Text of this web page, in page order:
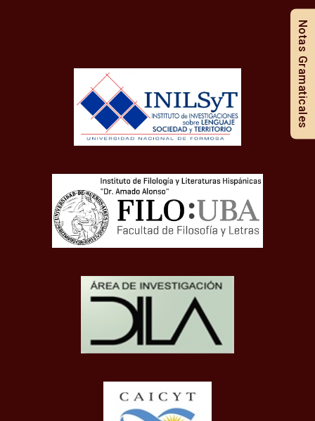
Notas Gramaticales